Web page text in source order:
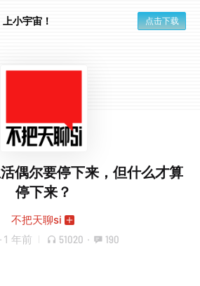
小宇宙！ 点击下载
偶尔要停下来，但什么才算
停下来？
不把天聊si
· 1 年前 51020 · 190